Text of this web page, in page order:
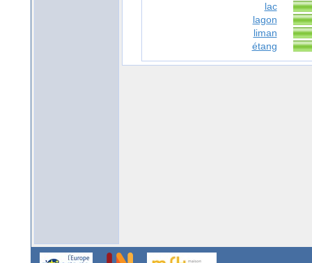
lac
lagon
liman
étang